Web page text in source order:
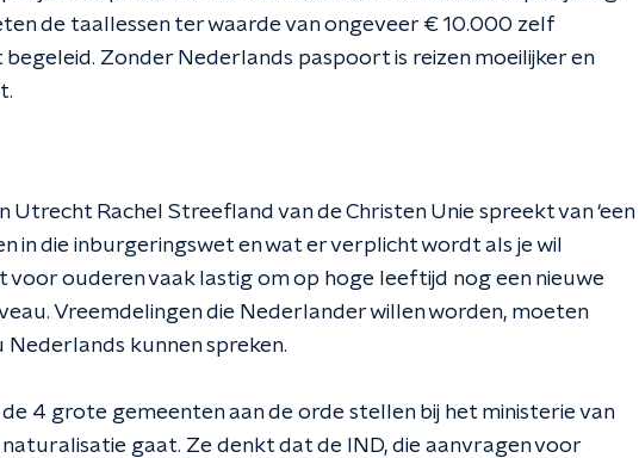
de taallessen ter waarde van ongeveer € 10.000 zelf
Zonder Nederlands paspoort is reizen moeilijker en
Rachel Streefland van de Christen Unie spreekt van ‘een
in die inburgeringswet en wat er verplicht wordt als je wil
voor ouderen vaak lastig om op hoge leeftijd nog een nieuwe
Vreemdelingen die Nederlander willen worden, moeten
kunnen spreken.
4 grote gemeenten aan de orde stellen bij het ministerie van
gaat. Ze denkt dat de IND, die aanvragen voor